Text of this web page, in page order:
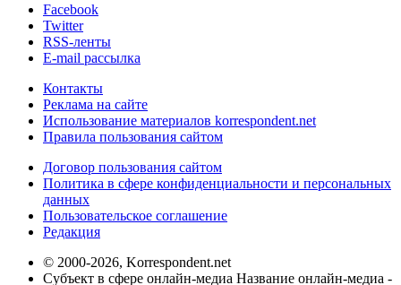
Facebook
Twitter
RSS-ленты
E-mail рассылка
Контакты
Реклама на сайте
Использование материалов korrespondent.net
Правила пользования сайтом
Договор пользования сайтом
Политика в сфере конфиденциальности и персональных
данных
Пользовательское соглашение
Редакция
© 2000-2026, Korrespondent.net
Субъект в сфере онлайн-медиа Название онлайн-медиа -